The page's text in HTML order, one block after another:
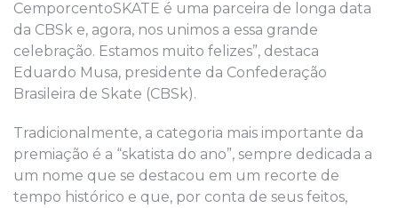
CemporcentoSKATE é uma parceira de longa data
da CBSk e, agora, nos unimos a essa grande
celebração. Estamos muito felizes”, destaca
Eduardo Musa, presidente da Confederação
Brasileira de Skate (CBSk).
Tradicionalmente, a categoria mais importante da
premiação é a “skatista do ano”, sempre dedicada a
um nome que se destacou em um recorte de
tempo histórico e que, por conta de seus feitos,